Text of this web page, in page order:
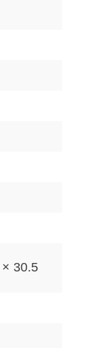
30.5 × 21 × 7.6 سم